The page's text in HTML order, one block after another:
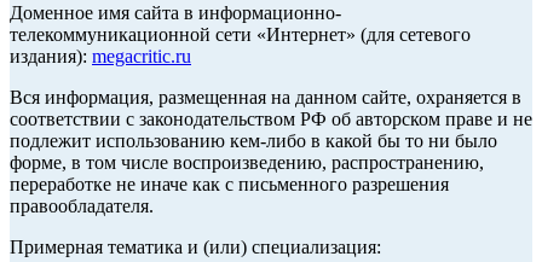
Доменное имя сайта в информационно-
телекоммуникационной сети «Интернет» (для сетевого
издания): megacritic.ru
Вся информация, размещенная на данном сайте, охраняется в
соответствии с законодательством РФ об авторском праве и не
подлежит использованию кем-либо в какой бы то ни было
форме, в том числе воспроизведению, распространению,
переработке не иначе как с письменного разрешения
правообладателя.
Примерная тематика и (или) специализация: